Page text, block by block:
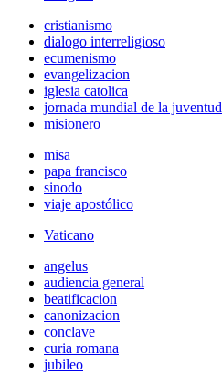
cristianismo
dialogo interreligioso
ecumenismo
evangelizacion
iglesia catolica
jornada mundial de la juventud
misionero
misa
papa francisco
sinodo
viaje apostólico
Vaticano
angelus
audiencia general
beatificacion
canonizacion
conclave
curia romana
jubileo